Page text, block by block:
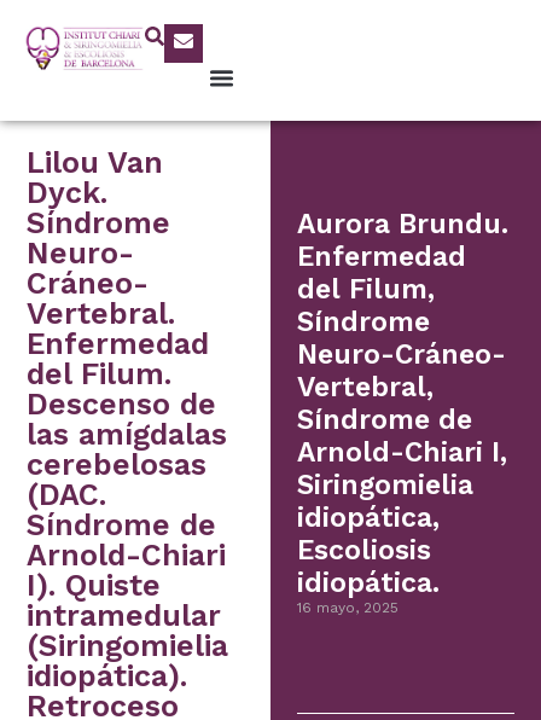
Lilou Van
Dyck.
Síndrome
Neuro-
Cráneo-
Vertebral.
Enfermedad
del Filum.
Descenso de
las amígdalas
cerebelosas
(DAC.
Síndrome de
Arnold-Chiari
I). Quiste
intramedular
(Siringomielia
idiopática).
Retroceso
Aurora Brundu.
Enfermedad
del Filum,
Síndrome
Neuro-Cráneo-
Vertebral,
Síndrome de
Arnold-Chiari I,
Siringomielia
idiopática,
Escoliosis
idiopática.
16 mayo, 2025